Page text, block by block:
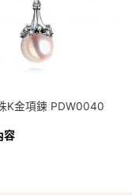
K金項鍊 PDW0040
容